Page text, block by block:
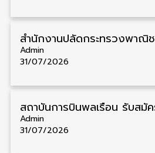
Admin
31/07/2026
Admin
31/07/2026